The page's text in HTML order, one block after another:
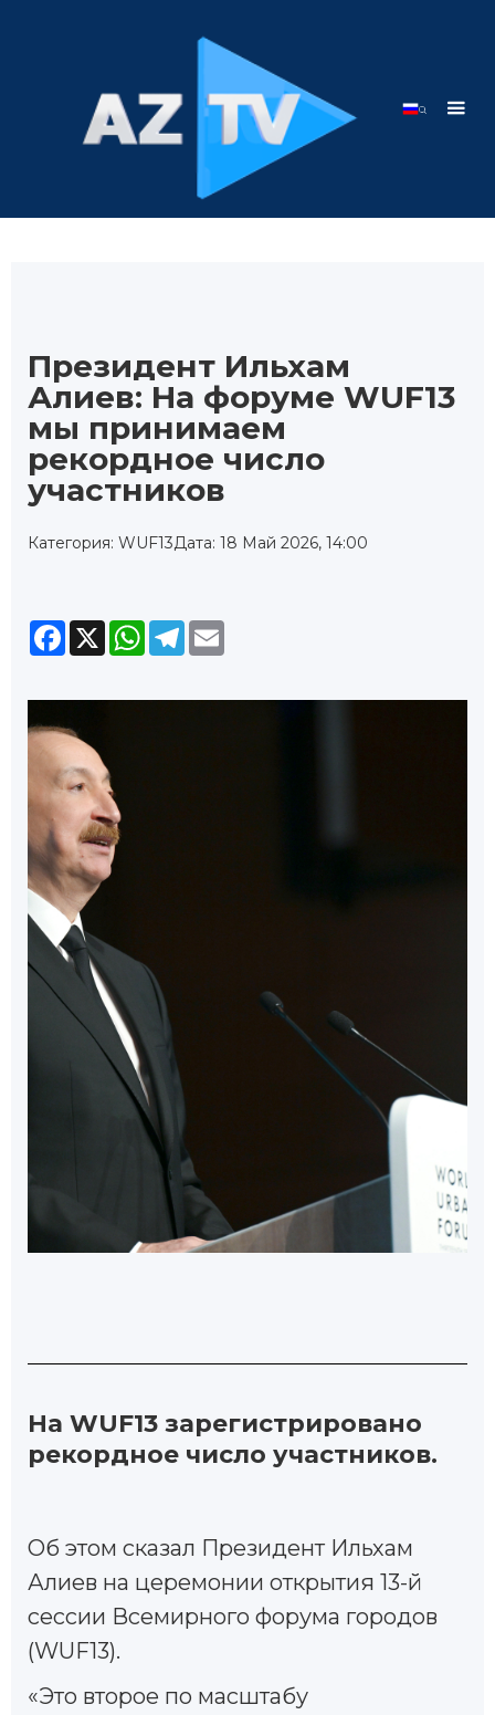
Президент Ильхам
Алиев: На форуме WUF13
мы принимаем
рекордное число
участников
Категория: WUF13Дата: 18 Май 2026, 14:00
Facebook
X WhatsApp
Telegram
На WUF13 зарегистрировано
рекордное число участников.
Oб этом сказал Президент Ильхам
Алиев на церемонии открытия 13-й
сессии Всемирного форума городов
(WUF13).
«Это второе по масштабу